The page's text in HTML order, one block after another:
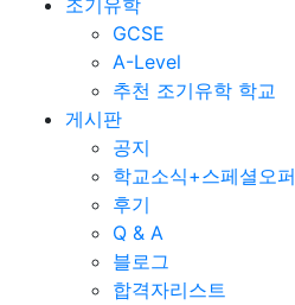
조기유학
GCSE
A-Level
추천 조기유학 학교
게시판
공지
학교소식+스페셜오퍼
후기
Q & A
블로그
합격자리스트